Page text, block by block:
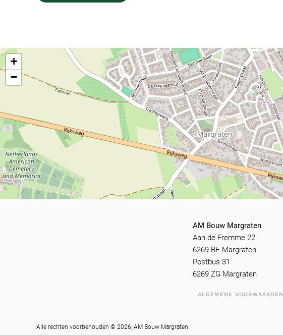
+
−
AM Bouw Margraten
Aan de Fremme 22
6269 BE Margraten
Postbus 31
6269 ZG Margraten
ALGEMENE VOORWAARDEN
Alle rechten voorbehouden © 2026, AM Bouw Margraten.